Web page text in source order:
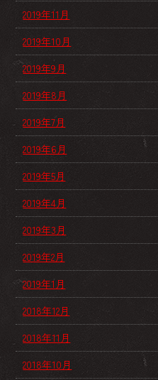
2019年11月
2019年10月
2019年9月
2019年8月
2019年7月
2019年6月
2019年5月
2019年4月
2019年3月
2019年2月
2019年1月
2018年12月
2018年11月
2018年10月